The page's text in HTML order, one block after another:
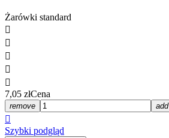
Żarówki standard





7,05 złCena
remove add

Szybki podgląd